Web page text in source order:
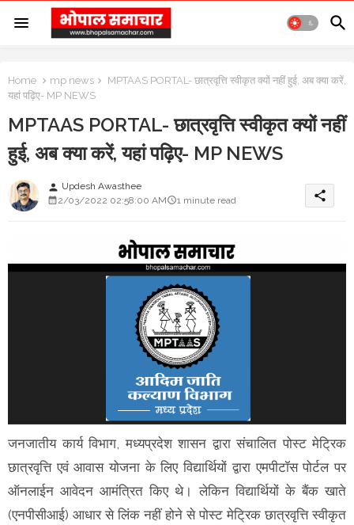
Home mp news
MPTAAS PORTAL- छात्रवृत्ति स्वीकृत क्यों नहीं हुई, अब क्या करें,
यहां पढ़िए- MP NEWS
MPTAAS PORTAL- छात्रवृत्ति स्वीकृत क्यों नहीं
हुई, अब क्या करें, यहां पढ़िए- MP NEWS
person Updesh Awasthee
2/03/2022 02:58:00 AM
1 minute read share
जनजातीय कार्य विभाग, मध्यप्रदेश शासन द्वारा संचालित पोस्ट मेट्रिक
छात्रवृत्ति एवं आवास योजना के लिए विद्यार्थियों द्वारा एमपीटॉस पोर्टल पर
ऑनलाईन आवेदन आमंत्रित किए थे। लेकिन विद्यार्थियों के बैंक खाते
(एनपीसीआई) आधार से लिंक नहीं होने से पोस्ट मेट्रिक छात्रवृत्ति स्वीकृत